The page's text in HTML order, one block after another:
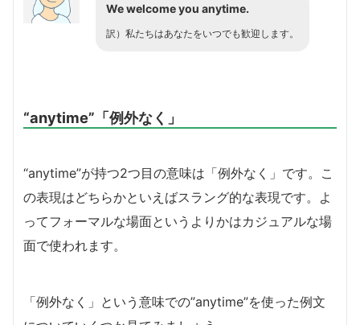
We welcome you anytime.
訳）私たちはあなたをいつでも歓迎します。
“anytime”「例外なく」
“anytime”が持つ2つ目の意味は「例外なく」です。こ
の表現はどちらかといえばスラング的な表現です。よ
ってフォーマルな場面というよりかはカジュアルな場
面で使われます。
「例外なく」という意味での”anytime”を使った例文